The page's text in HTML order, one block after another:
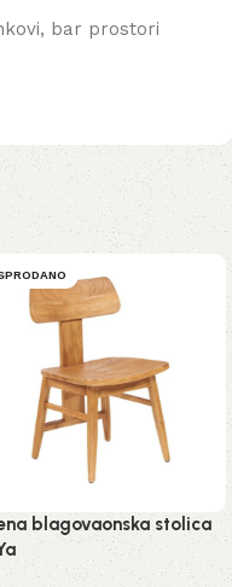
bar prostori
blagovaonska stolica